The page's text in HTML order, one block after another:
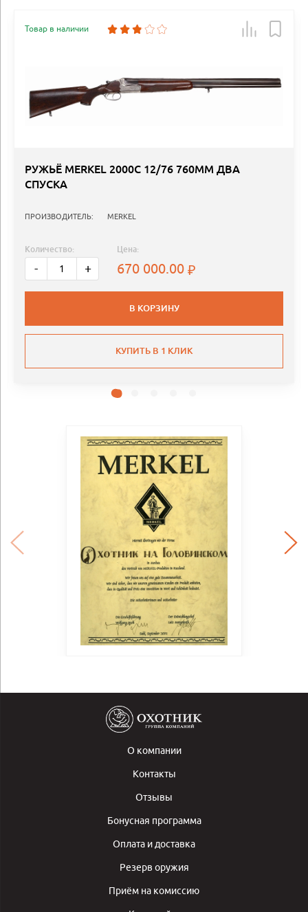
Товар в наличии
РУЖЬЁ MERKEL 2000C 12/76 760ММ ДВА
СПУСКА
ПРОИЗВОДИТЕЛЬ: MERKEL
Количество:
- +
Цена:
670 000.00
В КОРЗИНУ
КУПИТЬ В 1 КЛИК
О компании
Контакты
Отзывы
Бонусная программа
Оплата и доставка
Резерв оружия
Приём на комиссию